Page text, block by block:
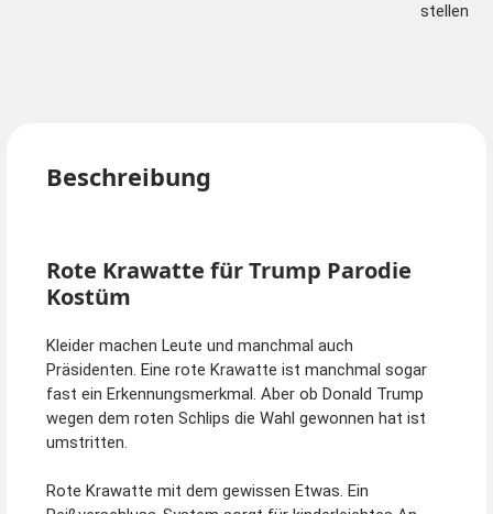
stellen
Beschreibung
Rote Krawatte für Trump Parodie
Kostüm
Kleider machen Leute und manchmal auch
Präsidenten. Eine rote Krawatte ist manchmal sogar
fast ein Erkennungsmerkmal. Aber ob Donald Trump
wegen dem roten Schlips die Wahl gewonnen hat ist
umstritten.
Rote Krawatte mit dem gewissen Etwas. Ein